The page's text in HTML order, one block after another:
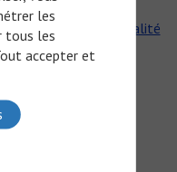
politique de confidentialité
les
tous les
accepter et